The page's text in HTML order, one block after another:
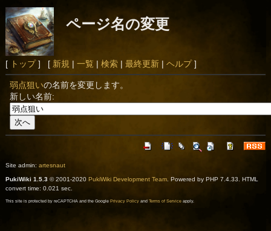
ページ名の変更
[ トップ] [ 新規 | 一覧 | 検索| 最終更新| ヘルプ]
弱点狙いの名前を変更します。
新しい名前:
Site admin: artesnaut
PukiWiki 1.5.3© 2001-2020 PukiWiki Development Team. Powered by PHP 7.4.33. HTML
convert time: 0.021 sec.
This site is protected by reCAPTCHA and the Google Privacy Policyand Terms of Serviceapply.